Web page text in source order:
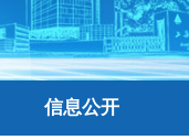
信息公开